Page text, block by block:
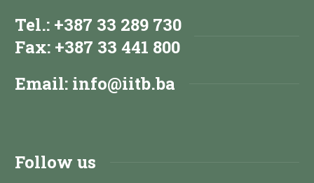
Tel.: +387 33 289 730
Fax: +387 33 441 800
Email: info@iitb.ba
Follow us